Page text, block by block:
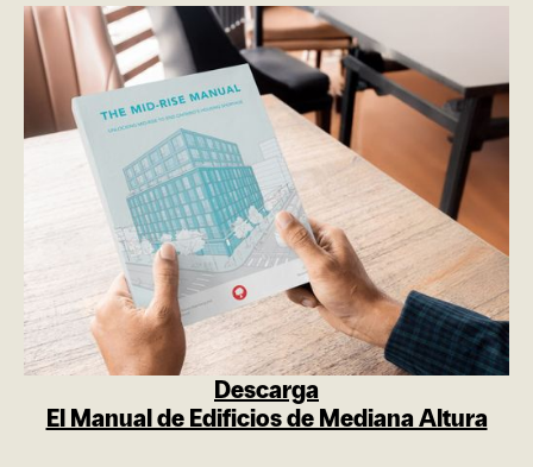
Descarga
El Manual de Edificios de Mediana Altura